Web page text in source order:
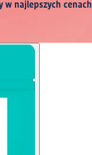
w najlepszych cenach